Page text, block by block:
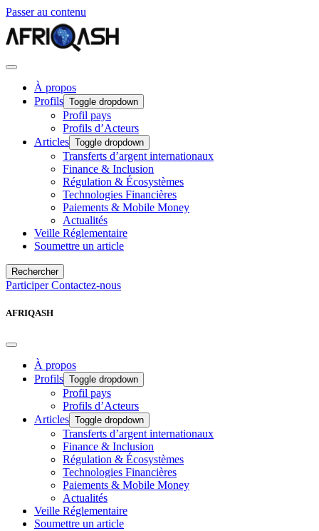
Passer au contenu
À propos
Profils Toggle dropdown
Profil pays
Profils d’Acteurs
Articles Toggle dropdown
Transferts d’argent internationaux
Finance & Inclusion
Régulation & Écosystèmes
Technologies Financières
Paiements & Mobile Money
Actualités
Veille Réglementaire
Soumettre un article
Rechercher
ParticiperContactez-nous
AFRIQASH
À propos
Profils Toggle dropdown
Profil pays
Profils d’Acteurs
Articles Toggle dropdown
Transferts d’argent internationaux
Finance & Inclusion
Régulation & Écosystèmes
Technologies Financières
Paiements & Mobile Money
Actualités
Veille Réglementaire
Soumettre un article